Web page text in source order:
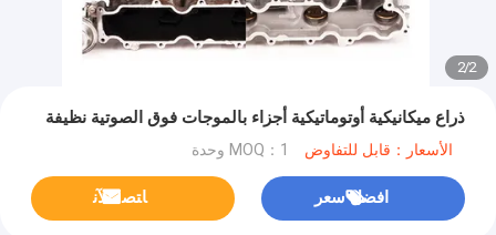
2
/
2
ذراع ميكانيكية أوتوماتيكية أجزاء بالموجات فوق الصوتية نظيفة
الأسعار：قابل للتفاوض MOQ：1 وحدة
افضل سعر ﺎﺘﺼﻟ ﺍﻶﻧ